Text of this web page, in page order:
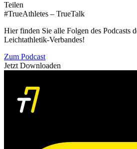
Teilen
#TrueAthletes – TrueTalk
Hier finden Sie alle Folgen des Podcasts
Leichtathletik-Verbandes!
Zum Podcast
Jetzt Downloaden